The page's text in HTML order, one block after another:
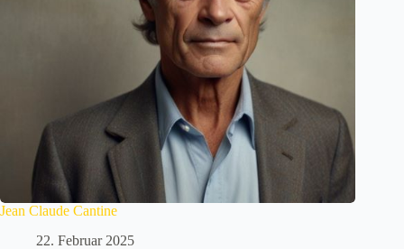
Jean Claude Cantine
22. Februar 2025